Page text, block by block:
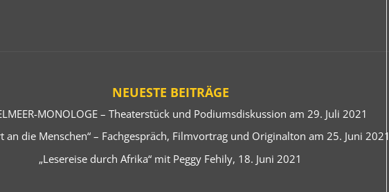
NEUESTE BEITRÄGE
MONOLOGE – Theaterstück und Podiumsdiskussion am 29. Juli 2021
an die Menschen“ – Fachgespräch, Filmvortrag und Originalton am 25. Juni 2021
„Lesereise durch Afrika“ mit Peggy Fehily, 18. Juni 2021